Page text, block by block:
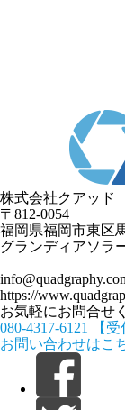
株式会社クアッド
〒812-0054
福岡県福岡市東区
グランディアソラ
https://
お気軽にお問合せ
080-4317-6121
【
お問い合わせはこ